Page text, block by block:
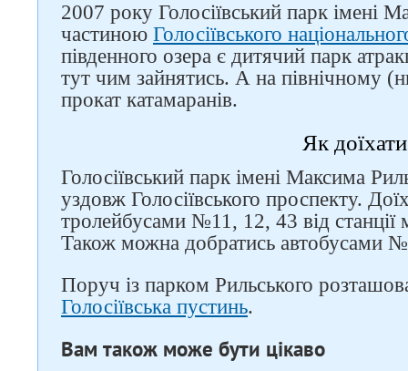
2007 року Голосіївський парк імені
частиною Голосіївського
південного озера є дитячий парк
тут чим зайнятись. А на північному
прокат катамаранів.
Як доїхати
Голосіївський парк імені Максима
уздовж Голосіївського проспекту.
тролейбусами №11, 12, 43 від станції
Також можна добратись автобусами
Поруч із парком Рильського
Голосіївська пустинь.
Вам також може бути цікаво